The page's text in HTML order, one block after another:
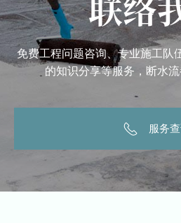
免费工程问题咨询、专业施工队
的知识分享等服务，断水流
服务